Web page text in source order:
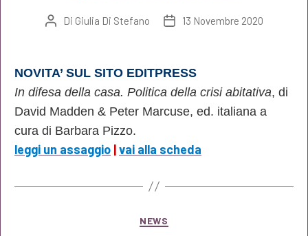
Autore
Di Giulia Di Stefano
Data13 Novembre 2020
NOVITA’ SUL SITO EDITPRESS
In difesa della casa. Politica della crisi abitativa, di
David Madden & Peter Marcuse, ed. italiana a
cura di Barbara Pizzo.
leggi un assaggio |vai alla scheda
Categorie
NEWS